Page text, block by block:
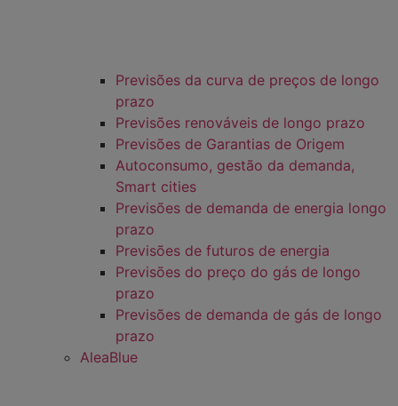
Previsões da curva de preços de longo
prazo
Previsões renováveis de longo prazo
Previsões de Garantias de Origem
Autoconsumo, gestão da demanda,
Smart cities
Previsões de demanda de energia longo
prazo
Previsões de futuros de energia
Previsões do preço do gás de longo
prazo
Previsões de demanda de gás de longo
prazo
AleaBlue